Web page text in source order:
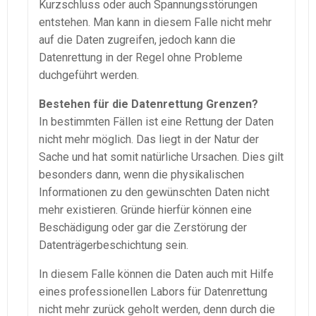
Kurzschluss oder auch Spannungsstörungen
entstehen. Man kann in diesem Falle nicht mehr
auf die Daten zugreifen, jedoch kann die
Datenrettung in der Regel ohne Probleme
duchgeführt werden.
Bestehen für die Datenrettung Grenzen?
In bestimmten Fällen ist eine Rettung der Daten
nicht mehr möglich. Das liegt in der Natur der
Sache und hat somit natürliche Ursachen. Dies gilt
besonders dann, wenn die physikalischen
Informationen zu den gewünschten Daten nicht
mehr existieren. Gründe hierfür können eine
Beschädigung oder gar die Zerstörung der
Datenträgerbeschichtung sein.
In diesem Falle können die Daten auch mit Hilfe
eines professionellen Labors für Datenrettung
nicht mehr zurück geholt werden, denn durch die